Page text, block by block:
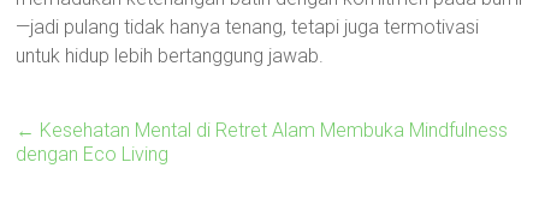
—jadi pulang tidak hanya tenang, tetapi juga termotivasi
untuk hidup lebih bertanggung jawab.
← Kesehatan Mental di Retret Alam Membuka Mindfulness
dengan Eco Living